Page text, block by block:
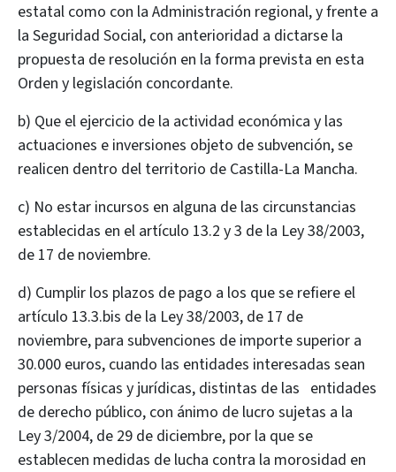
estatal como con la Administración regional, y frente a
la Seguridad Social, con anterioridad a dictarse la
propuesta de resolución en la forma prevista en esta
Orden y legislación concordante.
b) Que el ejercicio de la actividad económica y las
actuaciones e inversiones objeto de subvención, se
realicen dentro del territorio de Castilla-La Mancha.
c) No estar incursos en alguna de las circunstancias
establecidas en el artículo 13.2 y 3 de la Ley 38/2003,
de 17 de noviembre.
d) Cumplir los plazos de pago a los que se refiere el
artículo 13.3.bis de la Ley 38/2003, de 17 de
noviembre, para subvenciones de importe superior a
30.000 euros, cuando las entidades interesadas sean
personas físicas y jurídicas, distintas de las entidades
de derecho público, con ánimo de lucro sujetas a la
Ley 3/2004, de 29 de diciembre, por la que se
establecen medidas de lucha contra la morosidad en